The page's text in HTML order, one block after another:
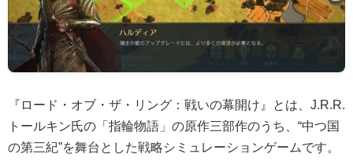
『ロード・オブ・ザ・リング：戦いの幕開け』とは、J.R.R.
トールキン氏の「指輪物語」の原作三部作のうち、“中つ国
の第三紀”を舞台とした戦略シミュレーションゲームです。